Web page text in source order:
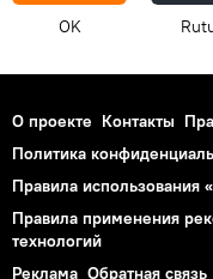
OK
О проекте Контакты
Политика
Правила использования
Правила применения
технологий
Реклама Обратная связь